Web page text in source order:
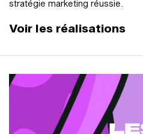
stratégie marketing réussie.
Voir les réalisations